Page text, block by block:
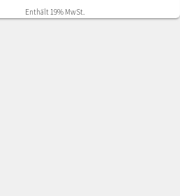
€1.490,00
ist:
€400,00.
Enthält 19% MwSt.